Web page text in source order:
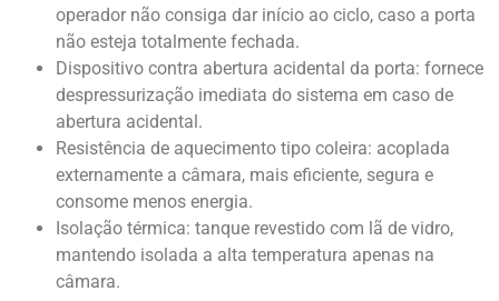
operador não consiga dar início ao ciclo, caso a porta
não esteja totalmente fechada.
Dispositivo contra abertura acidental da porta: fornece
despressurização imediata do sistema em caso de
abertura acidental.
Resistência de aquecimento tipo coleira: acoplada
externamente a câmara, mais eficiente, segura e
consome menos energia.
Isolação térmica: tanque revestido com lã de vidro,
mantendo isolada a alta temperatura apenas na
câmara.